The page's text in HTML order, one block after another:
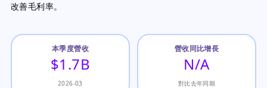
改善毛利率。
本季度營收
$1.7B
2026-03
營收同比增長
N/A
對比去年同期